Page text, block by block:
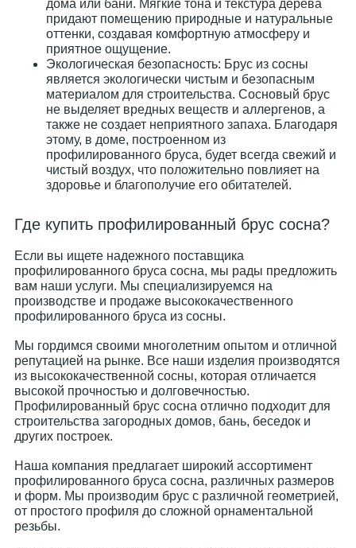
дома или бани. Мягкие тона и текстура дерева
придают помещению природные и натуральные
оттенки, создавая комфортную атмосферу и
приятное ощущение.
Экологическая безопасность: Брус из сосны
является экологически чистым и безопасным
материалом для строительства. Сосновый брус
не выделяет вредных веществ и аллергенов, а
также не создает неприятного запаха. Благодаря
этому, в доме, построенном из
профилированного бруса, будет всегда свежий и
чистый воздух, что положительно повлияет на
здоровье и благополучие его обитателей.
Где купить профилированный брус сосна?
Если вы ищете надежного поставщика
профилированного бруса сосна, мы рады предложить
вам наши услуги. Мы специализируемся на
производстве и продаже высококачественного
профилированного бруса из сосны.
Мы гордимся своими многолетним опытом и отличной
репутацией на рынке. Все наши изделия производятся
из высококачественной сосны, которая отличается
высокой прочностью и долговечностью.
Профилированный брус сосна отлично подходит для
строительства загородных домов, бань, беседок и
других построек.
Наша компания предлагает широкий ассортимент
профилированного бруса сосна, различных размеров
и форм. Мы производим брус с различной геометрией,
от простого профиля до сложной орнаментальной
резьбы.